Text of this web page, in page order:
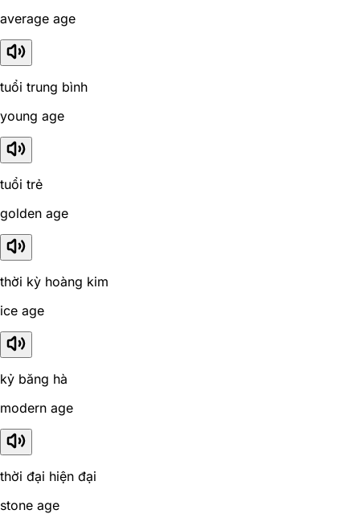
average age
tuổi trung bình
young age
tuổi trẻ
golden age
thời kỳ hoàng kim
ice age
kỷ băng hà
modern age
thời đại hiện đại
stone age